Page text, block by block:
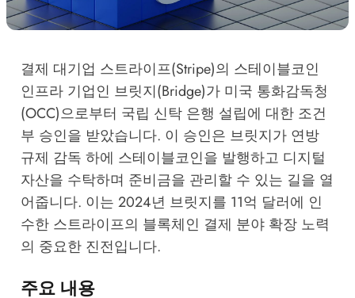
결제 대기업 스트라이프(Stripe)의 스테이블코인
인프라 기업인 브릿지(Bridge)가 미국 통화감독청
(OCC)으로부터 국립 신탁 은행 설립에 대한 조건
부 승인을 받았습니다. 이 승인은 브릿지가 연방
규제 감독 하에 스테이블코인을 발행하고 디지털
자산을 수탁하며 준비금을 관리할 수 있는 길을 열
어줍니다. 이는 2024년 브릿지를 11억 달러에 인
수한 스트라이프의 블록체인 결제 분야 확장 노력
의 중요한 진전입니다.
주요 내용